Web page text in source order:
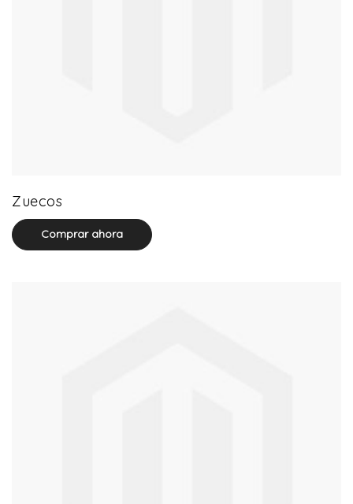
Zuecos
Comprar ahora